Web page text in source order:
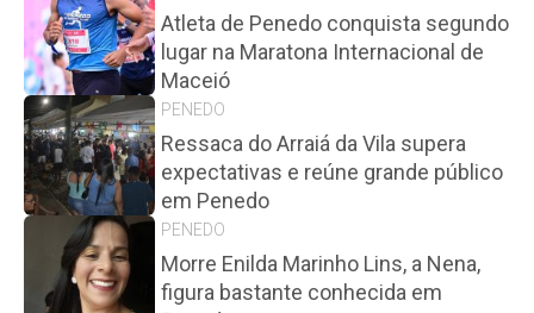
Atleta de Penedo conquista segundo
lugar na Maratona Internacional de
Maceió
PENEDO
Ressaca do Arraiá da Vila supera
expectativas e reúne grande público
em Penedo
PENEDO
Morre Enilda Marinho Lins, a Nena,
figura bastante conhecida em